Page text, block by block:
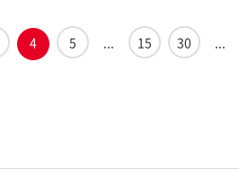
4 5 ... 15 30 ...